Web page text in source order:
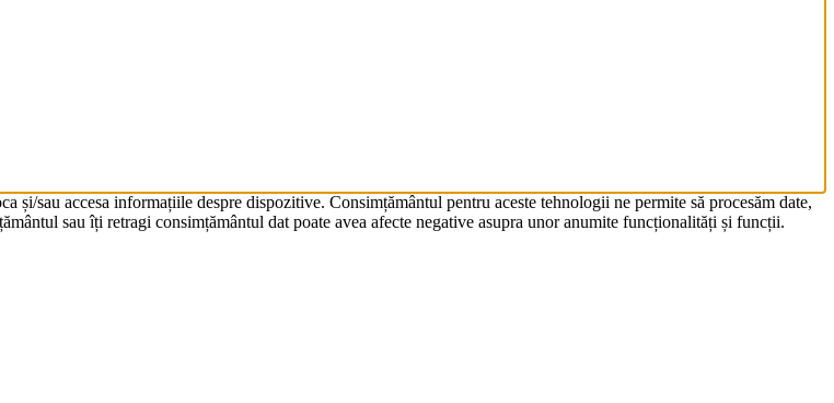
sau accesa informațiile despre dispozitive. Consimțământul pentru aceste tehnologii ne permite să procesăm date,
sau îți retragi consimțământul dat poate avea afecte negative asupra unor anumite funcționalități și funcții.